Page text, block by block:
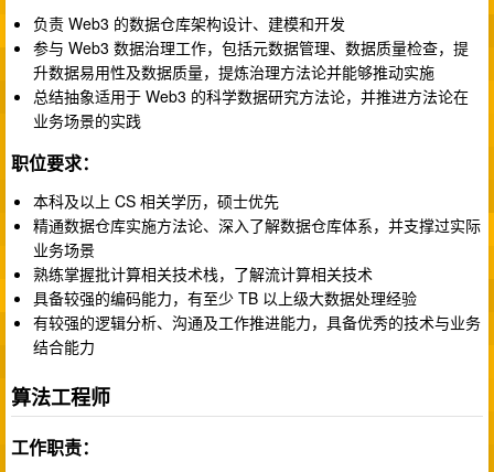
负责 Web3 的数据仓库架构设计、建模和开发
参与 Web3 数据治理工作，包括元数据管理、数据质量检查，提
升数据易用性及数据质量，提炼治理方法论并能够推动实施
总结抽象适用于 Web3 的科学数据研究方法论，并推进方法论在
业务场景的实践
职位要求：
本科及以上 CS 相关学历，硕士优先
精通数据仓库实施方法论、深入了解数据仓库体系，并支撑过实际
业务场景
熟练掌握批计算相关技术栈，了解流计算相关技术
具备较强的编码能力，有至少 TB 以上级大数据处理经验
有较强的逻辑分析、沟通及工作推进能力，具备优秀的技术与业务
结合能力
算法工程师
工作职责：